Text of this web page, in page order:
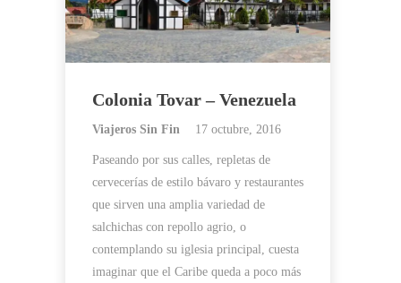
Colonia Tovar – Venezuela
Viajeros Sin Fin 17 octubre, 2016
Paseando por sus calles, repletas de
cervecerías de estilo bávaro y restaurantes
que sirven una amplia variedad de
salchichas con repollo agrio, o
contemplando su iglesia principal, cuesta
imaginar que el Caribe queda a poco más